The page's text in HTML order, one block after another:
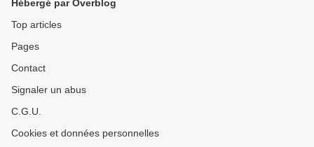
Hébergé par Overblog
Top articles
Pages
Contact
Signaler un abus
C.G.U.
Cookies et données personnelles